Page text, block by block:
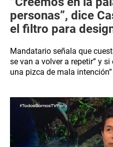
personas”, dice
el filtro para
Mandatario señala que
se van a volver a repetir” y
una pizca de mala